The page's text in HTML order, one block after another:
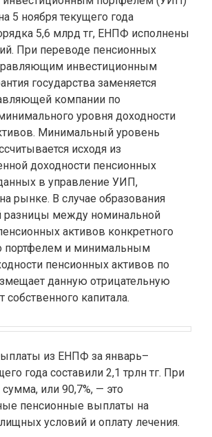
5 ноября текущего года
5,6 млрд тг, ЕНПФ исполнены
При переводе пенсионных
инвестиционным
государства заменяется
компании по
уровня доходности
Минимальный уровень
исходя из
доходности пенсионных
в управление УИП,
рынке. В случае образования
разницы между номинальной
активов конкретного
портфелем и минимальным
пенсионных активов по
данную отрицательную
собственного капитала.
из ЕНПФ за январь–
года составили 2,1 трлн тг. При
или 90,7%, — это
пенсионные выплаты на
условий и оплату лечения.